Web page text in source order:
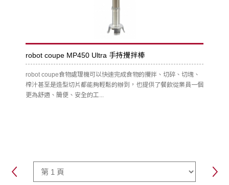
robot coupe MP450 Ultra 手持攪拌棒
robot coupe食物處理機可以快速完成食物的攪拌、切碎、切塊、
榨汁甚至是造型切片都能夠輕鬆的辦到，也提供了餐飲從業員一個
更為舒適、簡便、安全的工...